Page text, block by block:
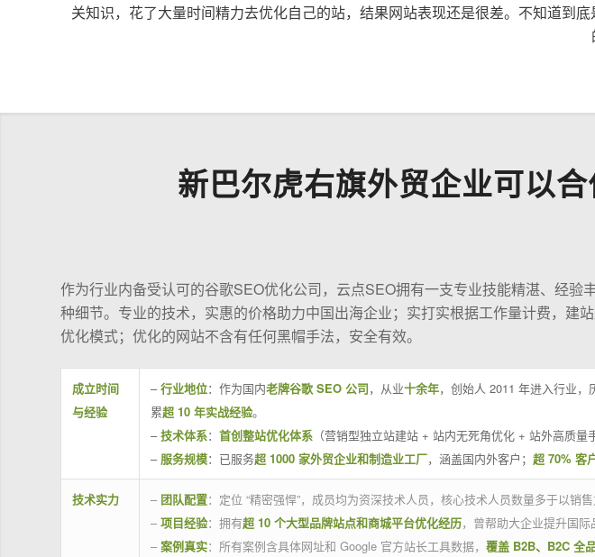
关知识，花了大量时间精力去优化自己的站，结果网站表现还是很差。不知道到
新巴尔虎右旗外贸企业可以
作为行业内备受认可的谷歌SEO优化公司，云点SEO拥有一支专业技能精湛、经
种细节。专业的技术，实惠的价格助力中国出海企业；实打实根据工作量计费，
优化模式；优化的网站不含有任何黑帽手法，安全有效。
成立时间
与经验
–行业地位：作为国内老牌谷歌 SEO 公司，从业十余年，创始人 2011 年进入行业
累超 10 年实战经验。
–技术体系： 首创整站优化体系 （营销型独立站建站 + 站内无死角优化 + 站外高质
– 服务规模：已服务超 1000 家外贸企业和制造业工厂，涵盖国内外客户； 超 70% 客
技术实力 – 团队配置：定位 “精密强悍”，成员均为资深技术人员，核心技术人员数量多于以销
– 项目经验：拥有超 10 个大型品牌站点和商城平台优化经历，曾帮助大企业提升国
– 案例真实：所有案例含具体网址和 Google 官方站长工具数据， 覆盖 B2B、B2C 全